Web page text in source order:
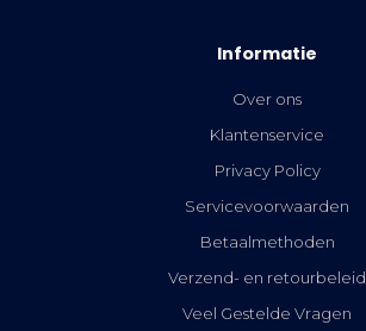
Informatie
Over ons
Klantenservice
Privacy Policy
Servicevoorwaarden
Betaalmethoden
Verzend- en retourbeleid
Veel Gestelde Vragen